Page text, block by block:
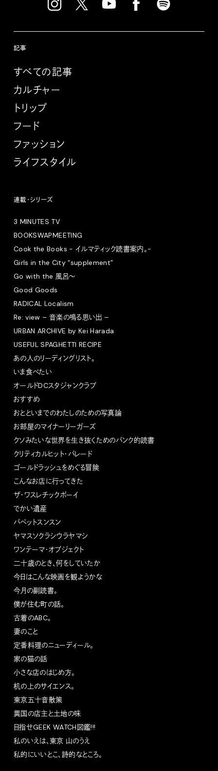
記事
すべての記事
カルチャー
トリップ
フード
ファッション
ライフスタイル
連載・シリーズ
3 MINUTES TV
BOOKSWAPMEETING
Cook the Books - イルマティック読書案内。-
Girls in the City “supplement”
Go with the 風呂〜
Good Goods
RADICAL Localism
Re: view – 音楽の鳴る思い出 –
URBAN ARCHIVE by Kei Harada
USEFUL SPAGHETTI RECIPE
あの人のリーディングリスト。
いま食べたい
オールドDCスタジャンクラブ
おすすめ
おとといまでのわたしのための写真論
お部屋のマイナーリーガーズ
クソみたいな世界を生き抜くためのパンク的読書
クリティカルヒット・パレード
ゴールドラッシュをめぐる冒険
こんなお店に行ってきた
ザ・ワスレチックボーイ
でかい遺産
パペットスンスン
ヤマスソクラシウラヤマシ
ワンテーマ・オブジェクト
二十歳のとき、何をしていたか
今日はこんな映画を観ようかな
今月の副読書。
僕が住む町の話。
古着のABC。
妻のこと
定番料理のニューディール。
家の猫の話
小さな店のはじめ方。
机の上のサイエンス。
東京五十音散策
異国の店主と土地の味
目指せGEEK WATCH図鑑!!!
私のいえは、東京 山のうえ
私的にいいとこ、詩的なところ。